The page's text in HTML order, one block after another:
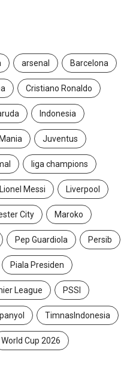
arsenal Barcelona
Cristiano Ronaldo
Indonesia
Juventus
liga champions
Lionel Messi Liverpool
City Maroko
Pep Guardiola Persib
Piala Presiden
League PSSI
TimnasIndonesia
World Cup 2026